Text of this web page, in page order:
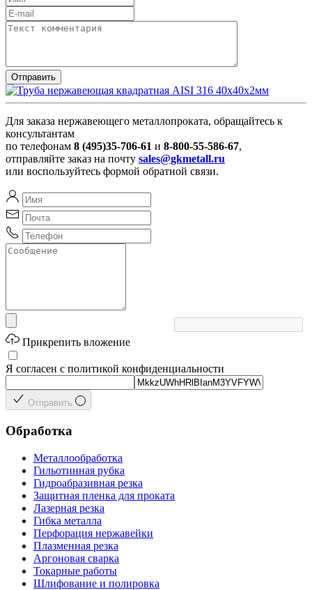
Для заказа нержавеющего металлопроката, обращайтесь к
консультантам
по телефонам 8 (495)35-706-61 и 8-800-55-586-67,
отправляйте заказ на почту sales@gkmetall.ru
или воспользуйтесь формой обратной связи.
Прикрепить вложение
Я согласен с политикой конфиденциальности
Отправить
Обработка
Металлообработка
Гильотинная рубка
Гидроабразивная резка
Защитная пленка для проката
Лазерная резка
Гибка металла
Перфорация нержавейки
Плазменная резка
Аргоновая сварка
Токарные работы
Шлифование и полировка